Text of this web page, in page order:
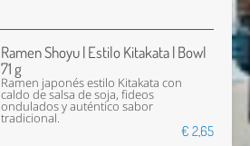
Ramen Shoyu | Estilo Kitakata | Bowl
71 g
Ramen japonés estilo Kitakata con
caldo de salsa de soja, fideos
ondulados y auténtico sabor
tradicional.
€ 2,65